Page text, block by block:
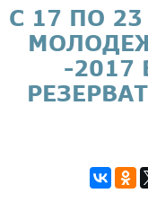
С 17 ПО
-2017